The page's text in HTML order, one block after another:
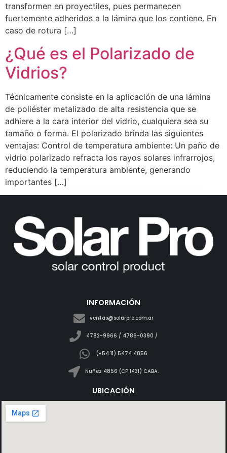
transformen en proyectiles, pues permanecen
fuertemente adheridos a la lámina que los contiene. En
caso de rotura […]
¿Qué es el Polarizado de
Vidrios?
Técnicamente consiste en la aplicación de una lámina
de poliéster metalizado de alta resistencia que se
adhiere a la cara interior del vidrio, cualquiera sea su
tamaño o forma. El polarizado brinda las siguientes
ventajas: Control de temperatura ambiente: Un paño de
vidrio polarizado refracta los rayos solares infrarrojos,
reduciendo la temperatura ambiente, generando
importantes […]
INFORMACIÓN
ventas@solarpro.com.ar
4782-9966 / 4786-0390 /
(+54 11) 5474 4856
Nuñez 4856 (CP 1431) CABA.
UBICACIÓN